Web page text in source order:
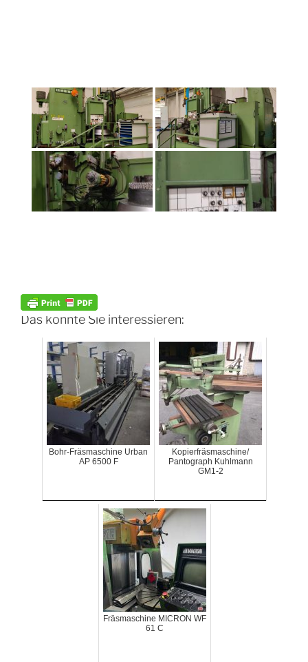
Das könnte Sie interessieren:
Bohr-Fräsmaschine Urban
AP 6500 F
Kopierfräsmaschine/
Pantograph Kuhlmann
GM1-2
Fräsmaschine MICRON WF
61 C